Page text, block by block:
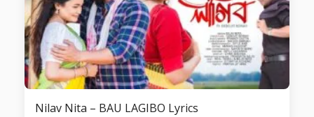
Nilav Nita – BAU LAGIBO Lyrics